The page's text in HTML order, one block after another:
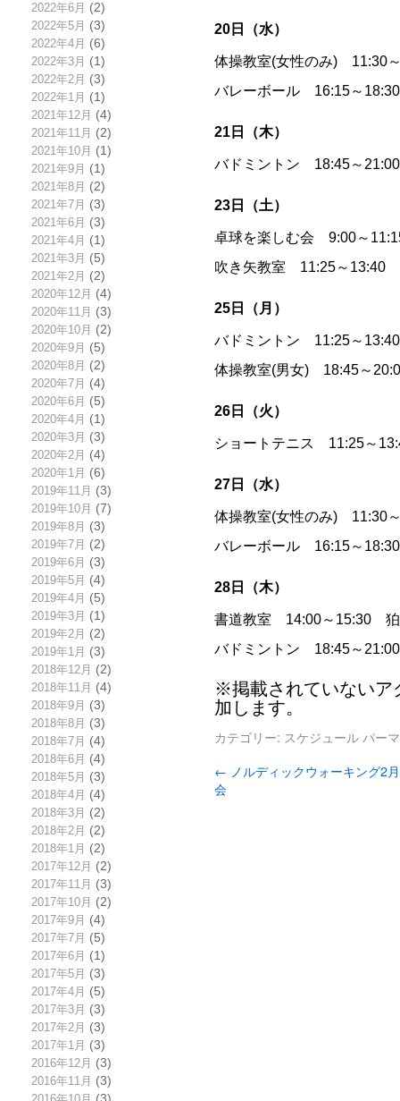
2022年6月 (2)
2022年5月 (3)
2022年4月 (6)
2022年3月 (1)
2022年2月 (3)
2022年1月 (1)
2021年12月 (4)
2021年11月 (2)
2021年10月 (1)
2021年9月 (1)
2021年8月 (2)
2021年7月 (3)
2021年6月 (3)
2021年4月 (1)
2021年3月 (5)
2021年2月 (2)
2020年12月 (4)
2020年11月 (3)
2020年10月 (2)
2020年9月 (5)
2020年8月 (2)
2020年7月 (4)
2020年6月 (5)
2020年4月 (1)
2020年3月 (3)
2020年2月 (4)
2020年1月 (6)
2019年11月 (3)
2019年10月 (7)
2019年8月 (3)
2019年7月 (2)
2019年6月 (3)
2019年5月 (4)
2019年4月 (5)
2019年3月 (1)
2019年2月 (2)
2019年1月 (3)
2018年12月 (2)
2018年11月 (4)
2018年9月 (3)
2018年8月 (3)
2018年7月 (4)
2018年6月 (4)
2018年5月 (3)
2018年4月 (4)
2018年3月 (2)
2018年2月 (2)
2018年1月 (2)
2017年12月 (2)
2017年11月 (3)
2017年10月 (2)
2017年9月 (4)
2017年7月 (5)
2017年6月 (1)
2017年5月 (3)
2017年4月 (5)
2017年3月 (3)
2017年2月 (3)
2017年1月 (3)
2016年12月 (3)
2016年11月 (3)
20日（水）
体操教室(女性のみ) 11:30
バレーボール 16:15～
21日（木）
バドミントン 18:45～
23日（土）
卓球を楽しむ会 9:00～
吹き矢教室 11:25～13:40
25日（月）
バドミントン 11:25～
体操教室(男女) 18:45～
26日（火）
ショートテニス 11:25～
27日（水）
体操教室(女性のみ) 11:30
バレーボール 16:15～
28日（木）
書道教室 14:00～15:30 狛
バドミントン 18:45～
※掲載されていないア
加します。
カテゴリー: スケジュール パー
← ノルディックウォーキング2
会